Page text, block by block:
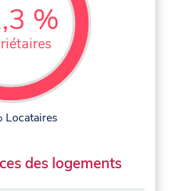
%
Locataires
des logements